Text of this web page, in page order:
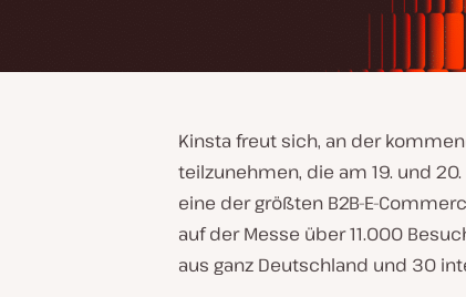
Kinsta freut sich, an der
teilzunehmen, die am 19. und 20.
eine der größten B2B-E-
auf der Messe über 11.000
aus ganz Deutschland und 30